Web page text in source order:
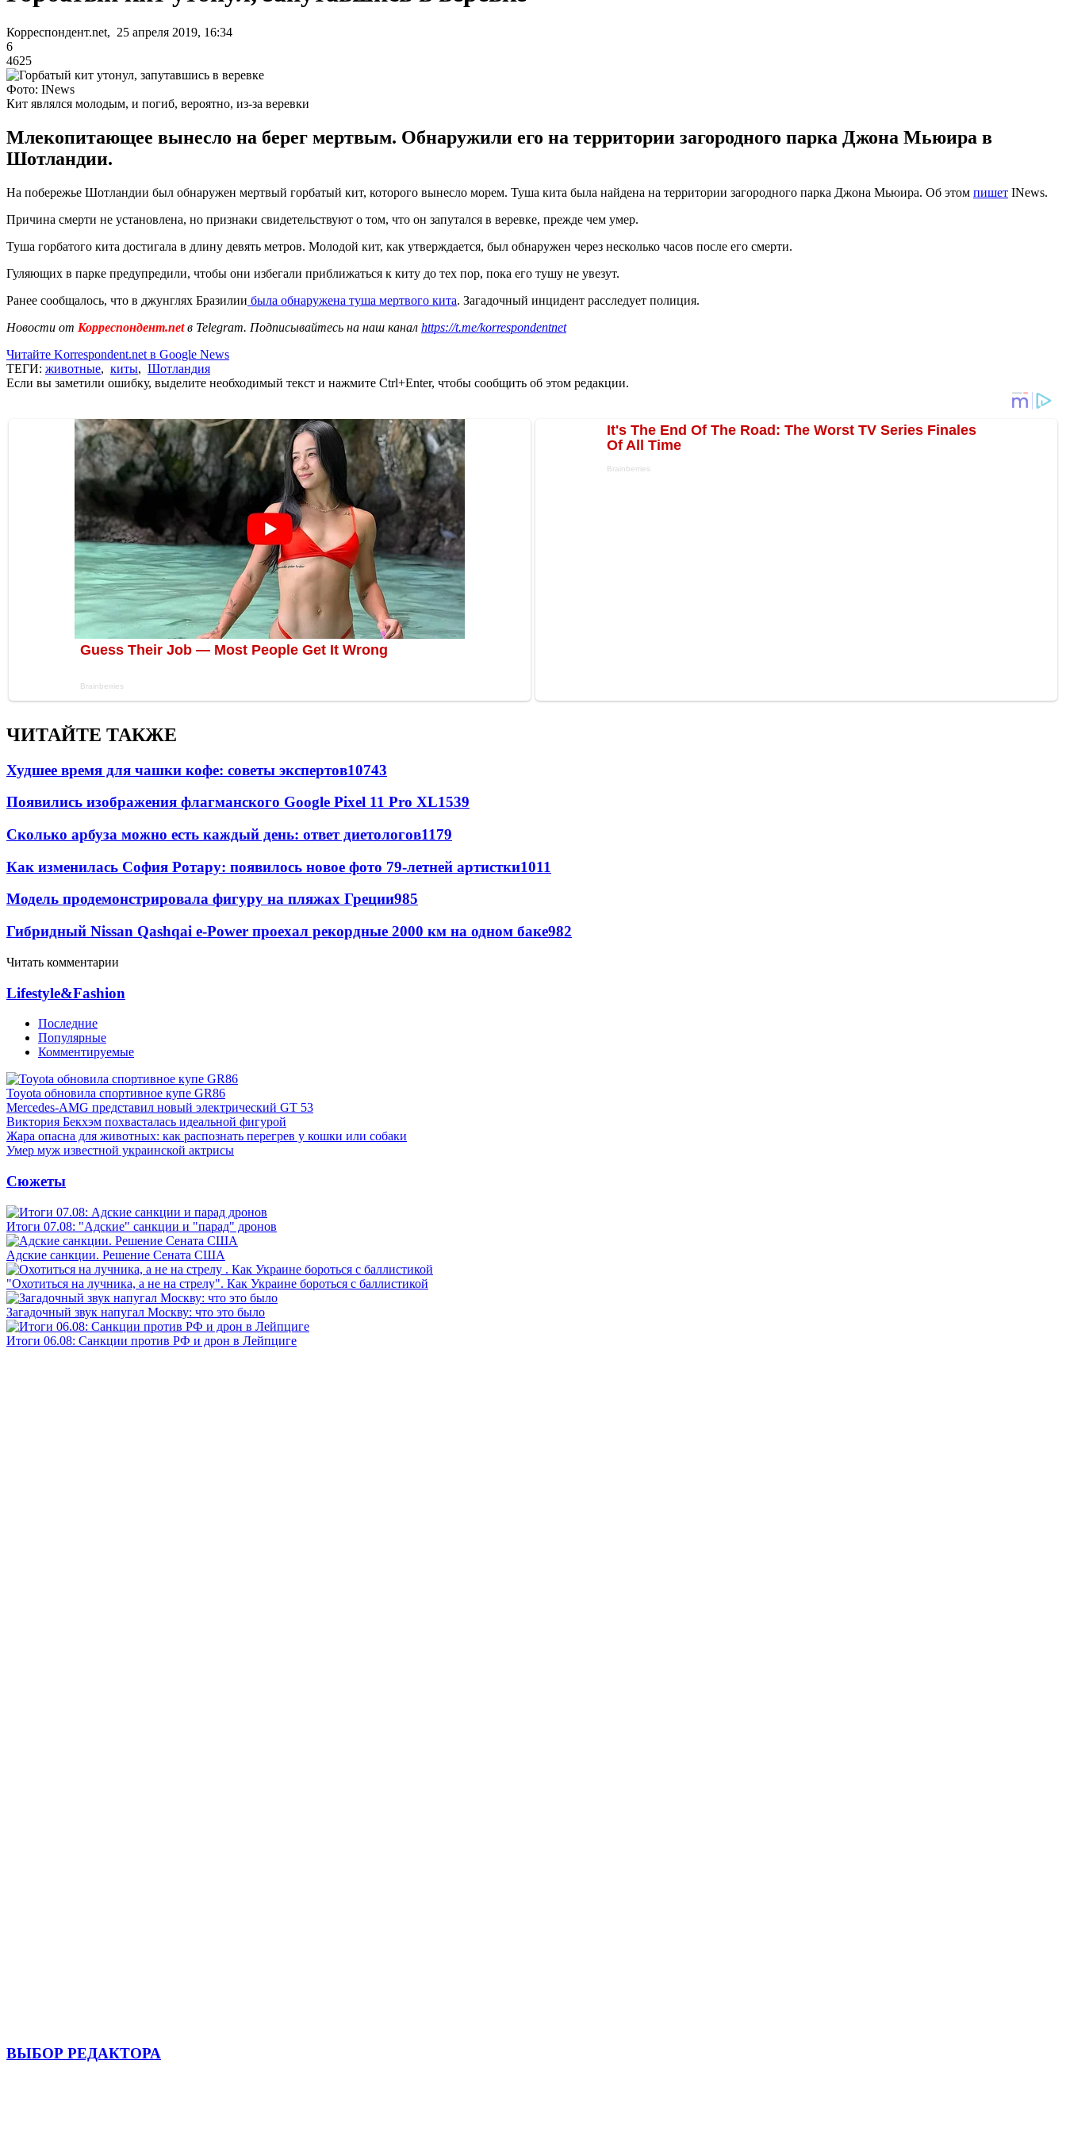
Корреспондент.net, 25 апреля 2019, 16:34
6
4625
Фото: INews
Кит являлся молодым, и погиб, вероятно, из-за веревки
Млекопитающее вынесло на берег мертвым. Обнаружили его на территории загородного парка Джона Мьюира в
Шотландии.
На побережье Шотландии был обнаружен мертвый горбатый кит, которого вынесло морем. Туша кита была найдена на территории загородного парка Джона Мьюира. Об этом пишет INews.
Причина смерти не установлена, но признаки свидетельствуют о том, что он запутался в веревке, прежде чем умер.
Туша горбатого кита достигала в длину девять метров. Молодой кит, как утверждается, был обнаружен через несколько часов после его смерти.
Гуляющих в парке предупредили, чтобы они избегали приближаться к киту до тех пор, пока его тушу не увезут.
Ранее сообщалось, что в джунглях Бразилии была обнаружена туша мертвого кита. Загадочный инцидент расследует полиция.
Новости от Корреспондент.netв Telegram. Подписывайтесь на наш канал https://t.me/korrespondentnet
Читайте Korrespondent.net в Google News
ТЕГИ: животные, киты, Шотландия
Если вы заметили ошибку, выделите необходимый текст и нажмите Ctrl+Enter, чтобы сообщить об этом редакции.
ЧИТАЙТЕ ТАКЖЕ
Худшее время для чашки кофе: советы экспертов10743
Появились изображения флагманского Google Pixel 11 Pro XL1539
Сколько арбуза можно есть каждый день: ответ диетологов1179
Как изменилась София Ротару: появилось новое фото 79-летней артистки1011
Модель продемонстрировала фигуру на пляжах Греции985
Гибридный Nissan Qashqai e-Power проехал рекордные 2000 км на одном баке982
Читать комментарии
Lifestyle&Fashion
Последние
Популярные
Комментируемые
Toyota обновила спортивное купе GR86
Mercedes-AMG представил новый электрический GT 53
Виктория Бекхэм похвасталась идеальной фигурой
Жара опасна для животных: как распознать перегрев у кошки или собаки
Умер муж известной украинской актрисы
Сюжеты
Итоги 07.08: "Адские" санкции и "парад" дронов
Адские санкции. Решение Сената США
"Охотиться на лучника, а не на стрелу". Как Украине бороться с баллистикой
Загадочный звук напугал Москву: что это было
Итоги 06.08: Санкции против РФ и дрон в Лейпциге
ВЫБОР РЕДАКТОРА